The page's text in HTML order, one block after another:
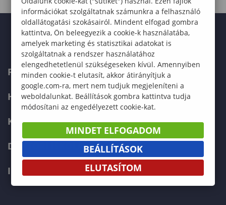
FELVÉTELIZŐKNEK
HALLGATÓKNAK
KÉPZÉSEK
DOKTORI ISKOLA
INTERNATIONAL
információkat szolgáltatnak számunkra a felhasználó
oldallátogatási szokásairól. Mindent elfogad gombra
kattintva, Ön beleegyezik a cookie-k használatába,
amelyek marketing és statisztikai adatokat is
szolgáltatnak a rendszer használatához
elengedhetetlenül szükségeseken kívül. Amennyiben
minden cookie-t elutasít, akkor átirányítjuk a
google.com-ra, mert nem tudjuk megjeleníteni a
weboldalunkat. Beállítások gombra kattintva tudja
módosítani az engedélyezett cookie-kat.
MINDET ELFOGADOM
BEÁLLÍTÁSOK
ELUTASÍTOM